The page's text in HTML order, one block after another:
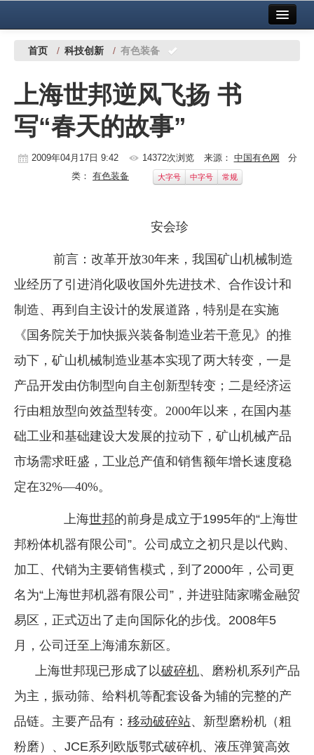
中国有色金属报社主办 广告服务
铜镍铅锌
铝
稀有稀土
党建工作
企业文化
《资源再生》杂志
行情报价
首页 / 科技创新 / 有色装备
上海世邦逆风飞扬 书
写“春天的故事”
2009年04月17日 9:42 14372次浏览 来源： 中国有色网 分
类： 有色装备 大字号 中字号 常规
安会珍
前言：改革开放30年来，我国矿山机械制造
业经历了引进消化吸收国外先进技术、合作设计和
制造、再到自主设计的发展道路，特别是在实施
《国务院关于加快振兴装备制造业若干意见》的推
动下，矿山机械制造业基本实现了两大转变，一是
产品开发由仿制型向自主创新型转变；二是经济运
行由粗放型向效益型转变。2000年以来，在国内基
础工业和基础建设大发展的拉动下，矿山机械产品
市场需求旺盛，工业总产值和销售额年增长速度稳
定在32%—40%。
上海世邦的前身是成立于1995年的“上海世
邦粉体机器有限公司”。公司成立之初只是以代购、
加工、代销为主要销售模式，到了2000年，公司更
名为“上海世邦机器有限公司”，并进驻陆家嘴金融贸
易区，正式迈出了走向国际化的步伐。2008年5
月，公司迁至上海浦东新区。
上海世邦现已形成了以破碎机、磨粉机系列产品
为主，振动筛、给料机等配套设备为辅的完整的产
品链。主要产品有： 移动破碎站、新型磨粉机（粗
粉磨）、JCE系列欧版鄂式破碎机、液压弹簧高效